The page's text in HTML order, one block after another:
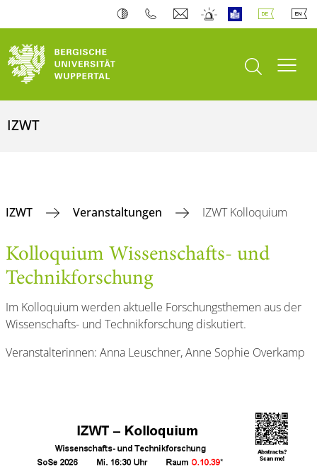
Suche öffnen
IZWT
IZWT Veranstaltungen IZWT Kolloquium
Kolloquium Wissenschafts- und
Technikforschung
Im Kolloquium werden aktuelle Forschungsthemen aus der
Wissenschafts- und Technikforschung diskutiert.
Veranstalterinnen: Anna Leuschner, Anne Sophie Overkamp